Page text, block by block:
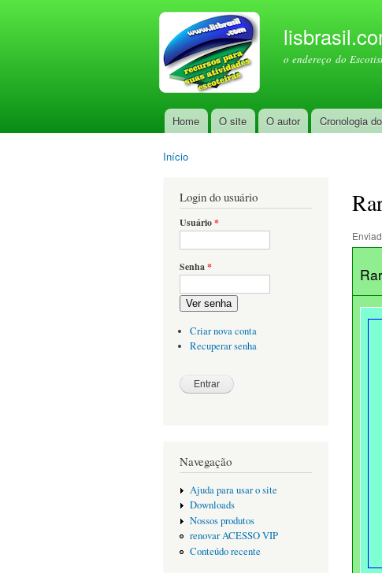
o endereço do
Menu principal
Home O site O autor Cronologia
Início
Login do usuário
Usuário*
Senha*
Ver senha
Criar nova conta
Recuperar senha
Navegação
Ajuda para usar o site
Downloads
Nossos produtos
renovar ACESSO VIP
Conteúdo recente